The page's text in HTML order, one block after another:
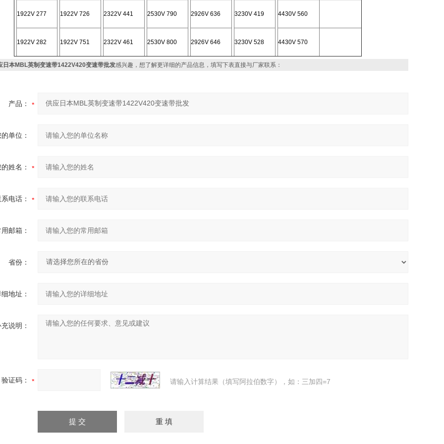
1922V 277 1922V 726 2322V 441 2530V 790 2926V 636 3230V 419 4430V 560
1922V 282 1922V 751 2322V 461 2530V 800 2926V 646 3230V 528 4430V 570
日本MBL英制变速带1422V420变速带批发感兴趣，想了解更详细的产品信息，填写下表直接与厂家联系：
产品：
单位：
姓名：
电话：
邮箱：
省份：
地址：
说明：
验证码： 请输入计算结果（填写阿拉伯数字），如：三加四=7